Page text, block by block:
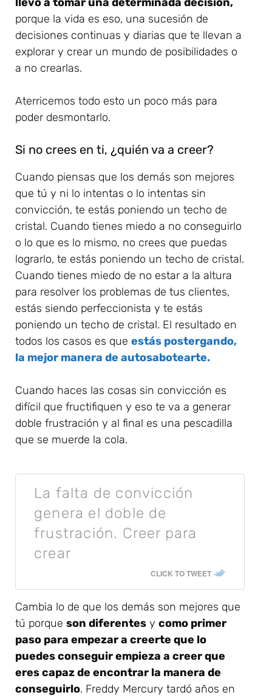
llevó a tomar una determinada decisión,
porque la vida es eso, una sucesión de
decisiones continuas y diarias que te llevan a
explorar y crear un mundo de posibilidades o
a no crearlas.
Aterricemos todo esto un poco más para
poder desmontarlo.
Si no crees en ti, ¿quién va a creer?
Cuando piensas que los demás son mejores
que tú y ni lo intentas o lo intentas sin
convicción, te estás poniendo un techo de
cristal. Cuando tienes miedo a no conseguirlo
o lo que es lo mismo, no crees que puedas
lograrlo, te estás poniendo un techo de cristal.
Cuando tienes miedo de no estar a la altura
para resolver los problemas de tus clientes,
estás siendo perfeccionista y te estás
poniendo un techo de cristal. El resultado en
todos los casos es que estás postergando,
la mejor manera de autosabotearte.
Cuando haces las cosas sin convicción es
difícil que fructifiquen y eso te va a generar
doble frustración y al final es una pescadilla
que se muerde la cola.
La falta de convicción
genera el doble de
frustración. Creer para
crear
CLICK TO TWEET
Cambia lo de que los demás son mejores que
tú porque son diferentes y como primer
paso para empezar a creerte que lo
puedes conseguir empieza a creer que
eres capaz de encontrar la manera de
conseguirlo. Freddy Mercury tardó años en